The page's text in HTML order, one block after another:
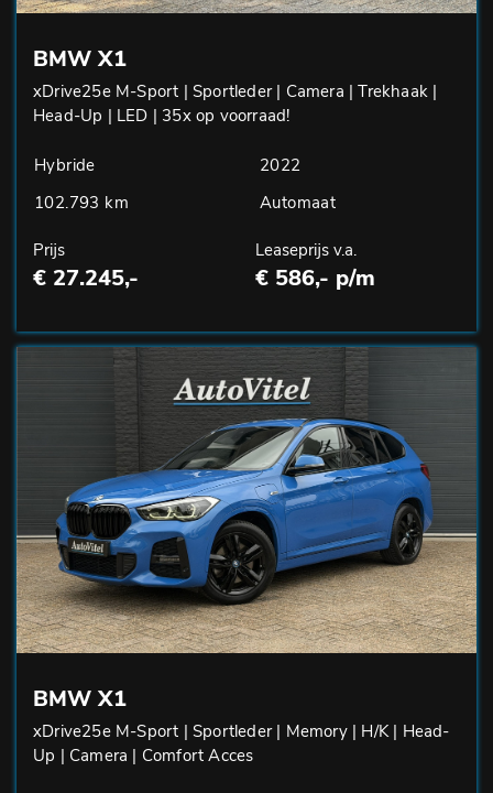
BMW X1
xDrive25e M-Sport | Sportleder | Camera | Trekhaak |
Head-Up | LED | 35x op voorraad!
Hybride
2022
102.793 km
Automaat
Prijs
€ 27.245,-
Leaseprijs v.a.
€ 586,- p/m
BMW X1
xDrive25e M-Sport | Sportleder | Memory | H/K | Head-
Up | Camera | Comfort Acces